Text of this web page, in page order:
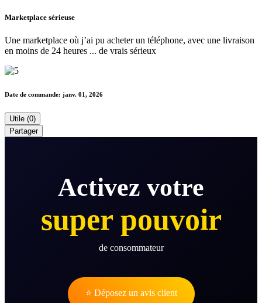
Marketplace sérieuse
Une marketplace où j’ai pu acheter un téléphone, avec une livraison
en moins de 24 heures ... de vrais sérieux
Date de commande: janv. 01, 2026
Utile (0)
Partager
Activez votre
super pouvoir
de consommateur
⭐ Déposez un avis client